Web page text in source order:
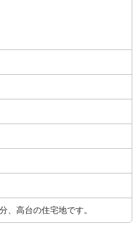
、高台の住宅地です。